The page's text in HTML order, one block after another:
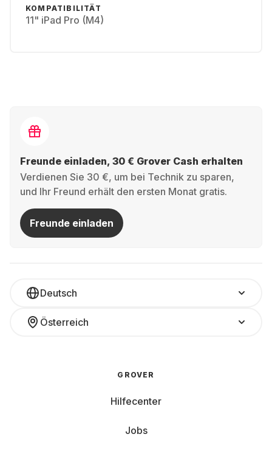
KOMPATIBILITÄT
11" iPad Pro (M4)
Freunde einladen, 30 € Grover Cash erhalten
Verdienen Sie 30 €, um bei Technik zu sparen,
und Ihr Freund erhält den ersten Monat gratis.
Freunde einladen
Deutsch
Österreich
GROVER
Hilfecenter
Jobs